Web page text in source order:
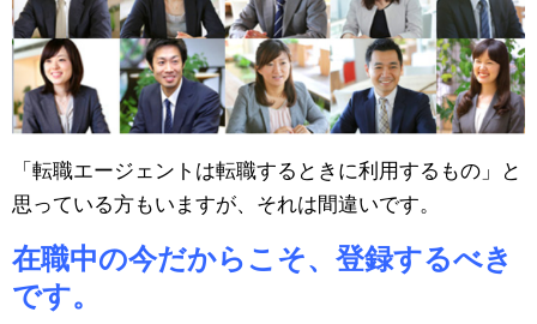
「転職エージェントは転職するときに利用するもの」と
思っている方もいますが、それは間違いです。
在職中の今だからこそ、登録するべき
です。